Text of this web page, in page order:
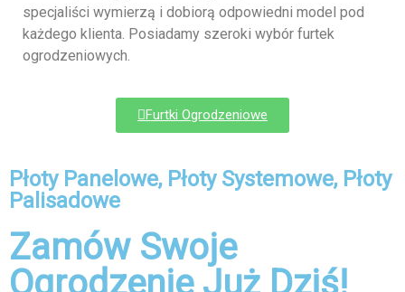
specjaliści wymierzą i dobiorą odpowiedni model pod
każdego klienta. Posiadamy szeroki wybór furtek
ogrodzeniowych.
Furtki Ogrodzeniowe
Płoty Panelowe, Płoty Systemowe, Płoty
Palisadowe
Zamów Swoje